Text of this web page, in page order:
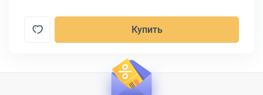
Купить